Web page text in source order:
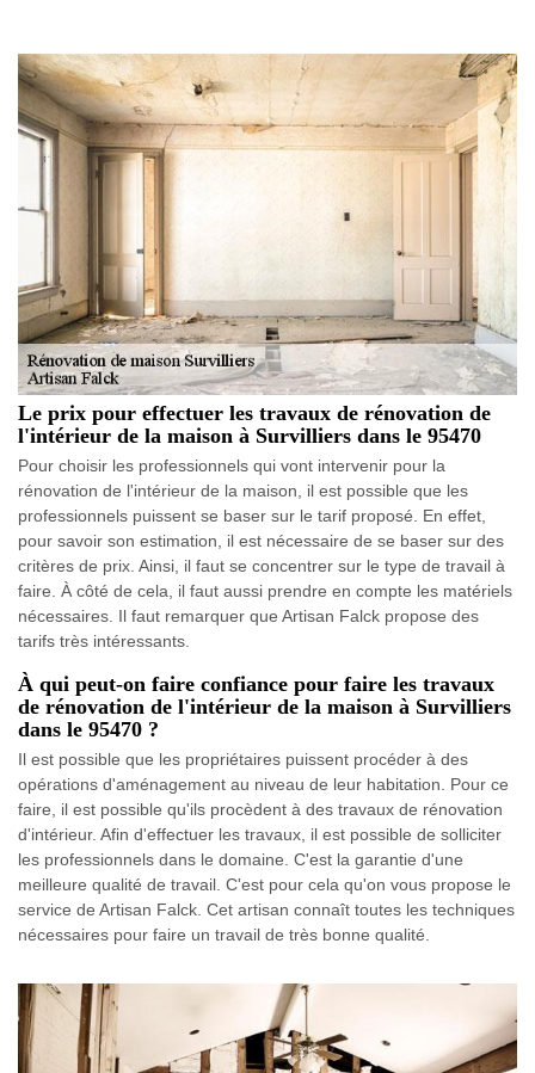
Le prix pour effectuer les travaux de rénovation de
l'intérieur de la maison à Survilliers dans le 95470
Pour choisir les professionnels qui vont intervenir pour la
rénovation de l'intérieur de la maison, il est possible que les
professionnels puissent se baser sur le tarif proposé. En effet,
pour savoir son estimation, il est nécessaire de se baser sur des
critères de prix. Ainsi, il faut se concentrer sur le type de travail à
faire. À côté de cela, il faut aussi prendre en compte les matériels
nécessaires. Il faut remarquer que Artisan Falck propose des
tarifs très intéressants.
À qui peut-on faire confiance pour faire les travaux
de rénovation de l'intérieur de la maison à Survilliers
dans le 95470 ?
Il est possible que les propriétaires puissent procéder à des
opérations d'aménagement au niveau de leur habitation. Pour ce
faire, il est possible qu'ils procèdent à des travaux de rénovation
d'intérieur. Afin d'effectuer les travaux, il est possible de solliciter
les professionnels dans le domaine. C'est la garantie d'une
meilleure qualité de travail. C'est pour cela qu'on vous propose le
service de Artisan Falck. Cet artisan connaît toutes les techniques
nécessaires pour faire un travail de très bonne qualité.